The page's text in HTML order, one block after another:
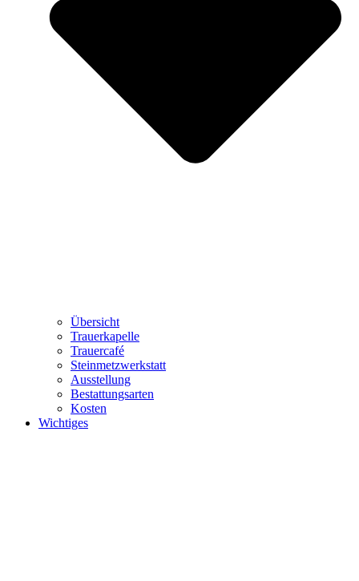
Übersicht
Trauerkapelle
Trauercafé
Steinmetzwerkstatt
Ausstellung
Bestattungsarten
Kosten
Wichtiges